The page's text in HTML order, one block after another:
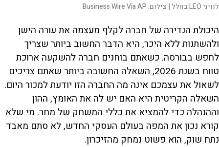
לוויני LEO בחלל | צילום:Business Wire Via AP
היכולת הנדירה של חברה לקלף מעצמה את עורה הישן
ולהשתנות ללא היכר, היא הדבר החשוב ביותר שצריך
לחפש בבורסה. כשאתם בוחנים חברה להשקעה ארוכת
טווח בשנת 2026, השאלה החשובה ביותר שאתם צריכים
לשאול את עצמכם אינה מה החברה הזו יודעת למכור היום.
השאלה הקריטית היא האם יש לה את האומץ, ההון
וההנהלה כדי להמציא את כללי המשחק של מחר. מי שלא
קורא נכון את המפה בעולם העסקי החדש, לא סתם מאבד
נתח שוק, הוא פשוט נמחק מהזיכרון.